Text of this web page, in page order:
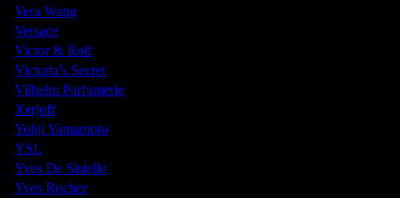
Vera Wang
Versace
Victor & Rolf
Victoria's Secret
Vilhelm Parfumerie
Xerjoff
Yohji Yamamoto
YSL
Yves De Sistelle
Yves Rocher